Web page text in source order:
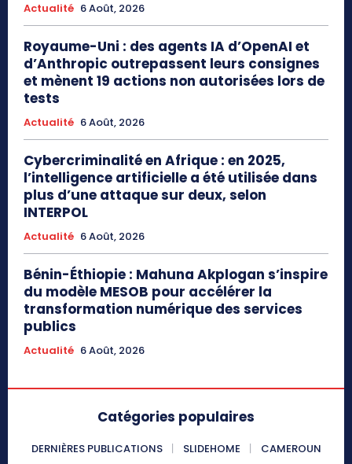
Actualité 6 Août, 2026
Royaume-Uni : des agents IA d’OpenAI et
d’Anthropic outrepassent leurs consignes
et mènent 19 actions non autorisées lors de
tests
Actualité 6 Août, 2026
Cybercriminalité en Afrique : en 2025,
l’intelligence artificielle a été utilisée dans
plus d’une attaque sur deux, selon
INTERPOL
Actualité 6 Août, 2026
Bénin-Éthiopie : Mahuna Akplogan s’inspire
du modèle MESOB pour accélérer la
transformation numérique des services
publics
Actualité 6 Août, 2026
Catégories populaires
DERNIÈRES PUBLICATIONS SLIDEHOME
CAMEROUN